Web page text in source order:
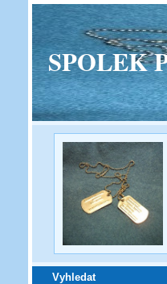
SPOLEK
Vyhledat